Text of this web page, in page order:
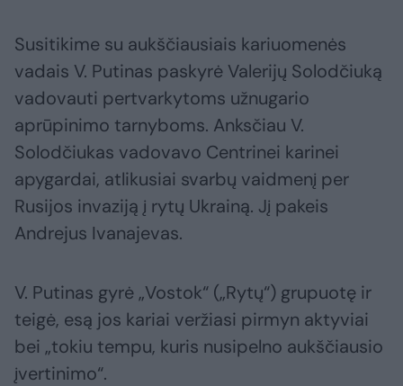
Susitikime su aukščiausiais kariuomenės
vadais V. Putinas paskyrė Valerijų Solodčiuką
vadovauti pertvarkytoms užnugario
aprūpinimo tarnyboms. Anksčiau V.
Solodčiukas vadovavo Centrinei karinei
apygardai, atlikusiai svarbų vaidmenį per
Rusijos invaziją į rytų Ukrainą. Jį pakeis
Andrejus Ivanajevas.
V. Putinas gyrė „Vostok“ („Rytų“) grupuotę ir
teigė, esą jos kariai veržiasi pirmyn aktyviai
bei „tokiu tempu, kuris nusipelno aukščiausio
įvertinimo“.